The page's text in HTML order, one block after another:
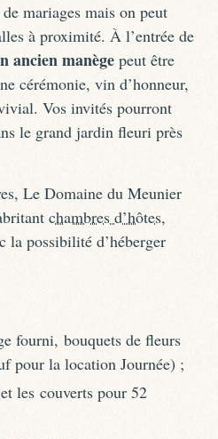
mariages mais on peut
à proximité. À l’entrée de
ancien manège peut être
cérémonie, vin d’honneur,
Vos invités pourront
le grand jardin fleuri près
Le Domaine du Meunier
chambres d’hôtes,
la possibilité d’héberger
fourni, bouquets de fleurs
pour la location Journée) ;
les couverts pour 52